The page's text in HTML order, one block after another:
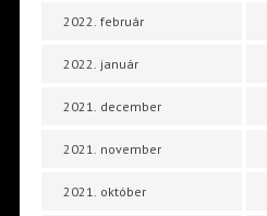
2022. február
2022. január
2021. december
2021. november
2021. október